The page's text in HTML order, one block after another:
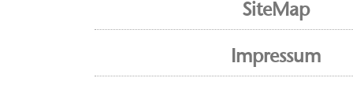
SiteMap
Impressum